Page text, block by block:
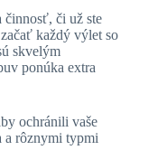
či už ste
každý výlet so
skvelým
ponúka extra
ochránili vaše
a rôznymi typmi